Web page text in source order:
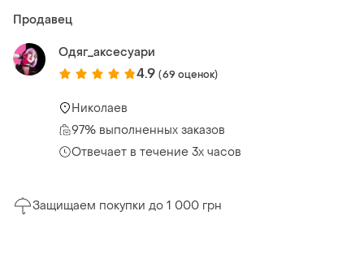
Продавец
Одяг_аксесуари
4.9 (69 оценок)
Николаев
97% выполненных заказов
Отвечает в течение 3х часов
Защищаем покупки до 1 000 грн